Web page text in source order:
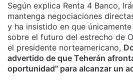
Según explica Renta 4 Banco,
mantenga negociaciones
y ha insistido en que
sobre el futuro del estrecho de
el presidente norteamericano,
advertido de que Teherán
oportunidad" para alcanzar un